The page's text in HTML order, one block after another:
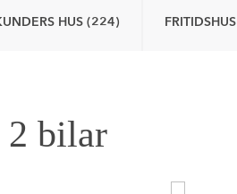
HUS (224) FRITIDSHUS
2 bilar